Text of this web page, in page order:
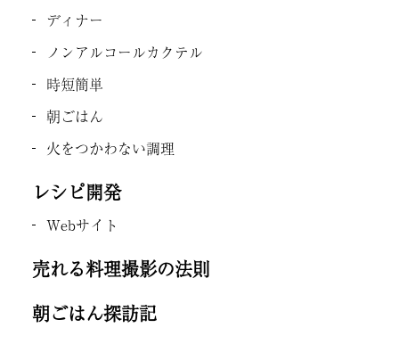
ディナー
ノンアルコールカクテル
時短簡単
朝ごはん
火をつかわない調理
レシピ開発
Webサイト
売れる料理撮影の法則
朝ごはん探訪記